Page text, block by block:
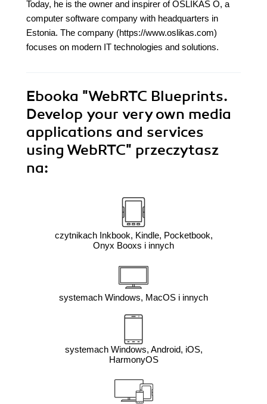
Today, he is the owner and inspirer of OSLIKAS O, a
computer software company with headquarters in
Estonia. The company (https://www.oslikas.com)
focuses on modern IT technologies and solutions.
Ebooka "WebRTC Blueprints.
Develop your very own media
applications and services
using WebRTC" przeczytasz
na:
czytnikach Inkbook, Kindle, Pocketbook,
Onyx Booxs i innych
systemach Windows, MacOS i innych
systemach Windows, Android, iOS,
HarmonyOS